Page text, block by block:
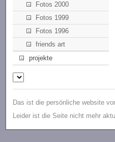
Fotos 2000
Fotos 1999
Fotos 1996
friends art
projekte
Das ist die persönliche website
Leider ist die Seite nicht mehr